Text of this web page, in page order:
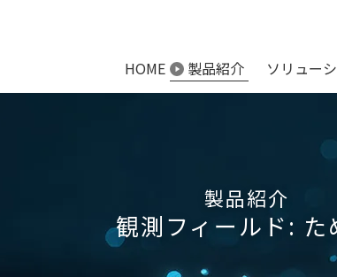
HOME 製品紹介 ソリュー
製品紹介
観測フィールド: た